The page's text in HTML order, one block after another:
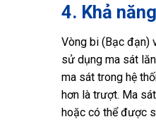
4. Khả
Vòng bi (Bạc đạn)
sử dụng ma sát
ma sát trong hệ
hơn là trượt. Ma
hoặc có thể được